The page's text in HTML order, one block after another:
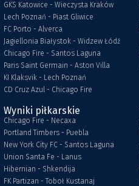
GKS Katowice - Wieczysta Kraków
Lech Poznań - Piast Gliwice
FC Porto - Alverca
Jagiellonia Białystok - Widzew Łódź
Chicago Fire - Santos Laguna
Paris Saint Germain - Aston Villa
KI Klaksvik - Lech Poznań
CD Cruz Azul - Chicago Fire
Wyniki piłkarskie
Chicago Fire - Necaxa
Portland Timbers - Puebla
New York City FC - Santos Laguna
Union Santa Fe - Lanus
Hibernian - Shkendija
FK Partizan - Toboł Kustanaj